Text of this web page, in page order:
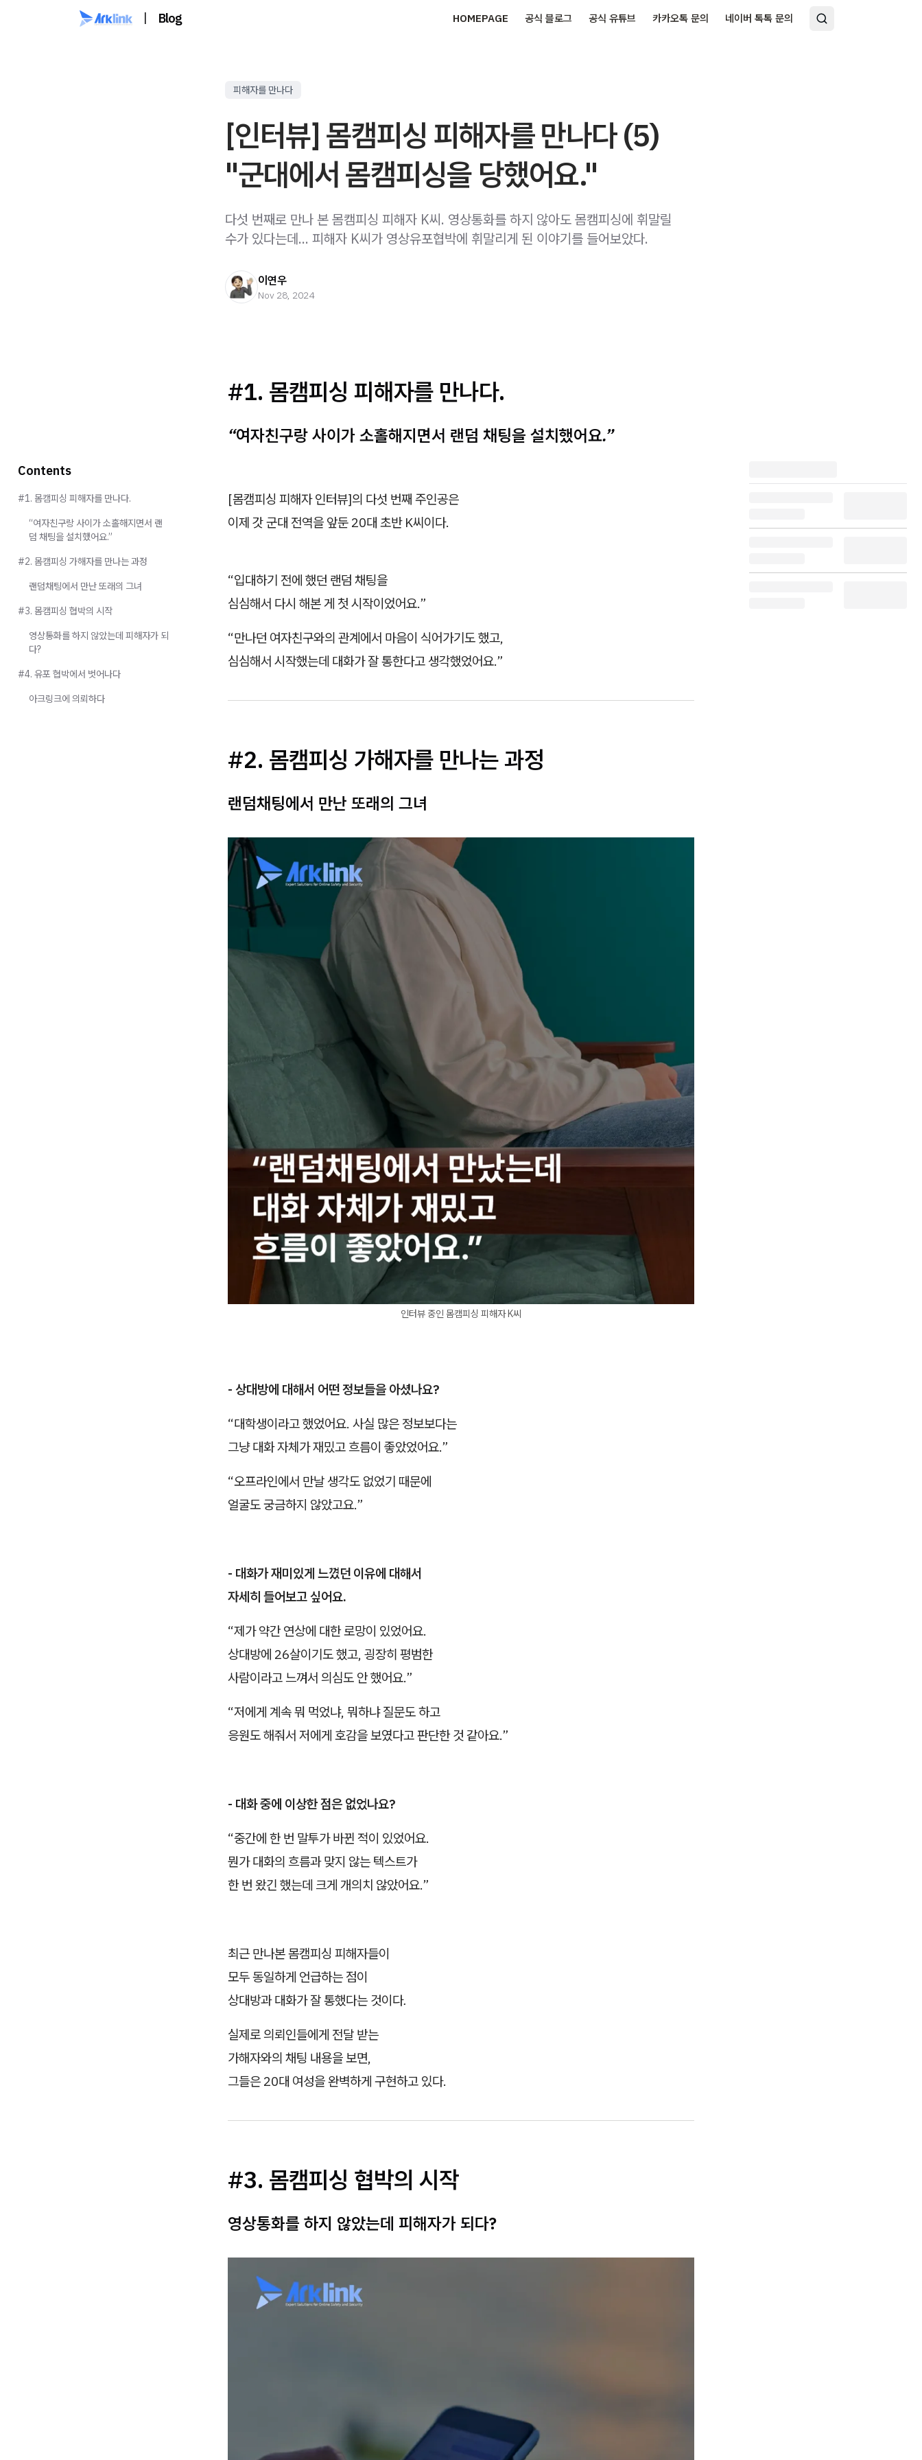
| Blog HOMEPAGE 공식 블로그 공식 유튜브 카카오톡 문의 네이버 톡톡 문의
피해자를 만나다
[인터뷰] 몸캠피싱 피해자를 만나다 (5)
"군대에서 몸캠피싱을 당했어요."
다섯 번째로 만나 본 몸캠피싱 피해자 K씨. 영상통화를 하지 않아도 몸캠피싱에 휘말릴
수가 있다는데... 피해자 K씨가 영상유포협박에 휘말리게 된 이야기를 들어보았다.
이연우
Nov 28, 2024
#1. 몸캠피싱 피해자를 만나다.
“여자친구랑 사이가 소홀해지면서 랜덤 채팅을 설치했어요.”
[몸캠피싱 피해자 인터뷰]의 다섯 번째 주인공은
이제 갓 군대 전역을 앞둔 20대 초반 K씨이다.
“입대하기 전에 했던 랜덤 채팅을
심심해서 다시 해본 게 첫 시작이었어요.”
“만나던 여자친구와의 관계에서 마음이 식어가기도 했고,
심심해서 시작했는데 대화가 잘 통한다고 생각했었어요.”
#2. 몸캠피싱 가해자를 만나는 과정
랜덤채팅에서 만난 또래의 그녀
인터뷰 중인 몸캠피싱 피해자 K씨
- 상대방에 대해서 어떤 정보들을 아셨나요?
“대학생이라고 했었어요. 사실 많은 정보보다는
그냥 대화 자체가 재밌고 흐름이 좋았었어요.”
“오프라인에서 만날 생각도 없었기 때문에
얼굴도 궁금하지 않았고요.”
- 대화가 재미있게 느꼈던 이유에 대해서
자세히 들어보고 싶어요.
“제가 약간 연상에 대한 로망이 있었어요.
상대방에 26살이기도 했고, 굉장히 평범한
사람이라고 느껴서 의심도 안 했어요.”
“저에게 계속 뭐 먹었냐, 뭐하냐 질문도 하고
응원도 해줘서 저에게 호감을 보였다고 판단한 것 같아요.”
- 대화 중에 이상한 점은 없었나요?
“중간에 한 번 말투가 바뀐 적이 있었어요.
뭔가 대화의 흐름과 맞지 않는 텍스트가
한 번 왔긴 했는데 크게 개의치 않았어요.”
최근 만나본 몸캠피싱 피해자들이
모두 동일하게 언급하는 점이
상대방과 대화가 잘 통했다는 것이다.
실제로 의뢰인들에게 전달 받는
가해자와의 채팅 내용을 보면,
그들은 20대 여성을 완벽하게 구현하고 있다.
#3. 몸캠피싱 협박의 시작
영상통화를 하지 않았는데 피해자가 되다?
Contents
#1. 몸캠피싱 피해자를 만나다.
“여자친구랑 사이가 소홀해지면서 랜
덤 채팅을 설치했어요.”
#2. 몸캠피싱 가해자를 만나는 과정
랜덤채팅에서 만난 또래의 그녀
#3. 몸캠피싱 협박의 시작
영상통화를 하지 않았는데 피해자가 되
다?
#4. 유포 협박에서 벗어나다
아크링크에 의뢰하다